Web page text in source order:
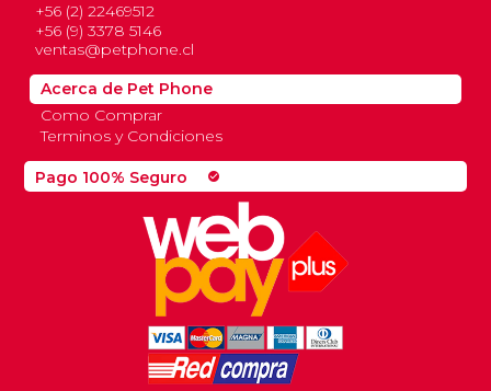
Pago 100% Seguro check_circle
+56 (2) 22469512
+56 (9) 3378 5146
ventas@petphone.cl
Acerca de Pet Phone
Como Comprar
Terminos y Condiciones